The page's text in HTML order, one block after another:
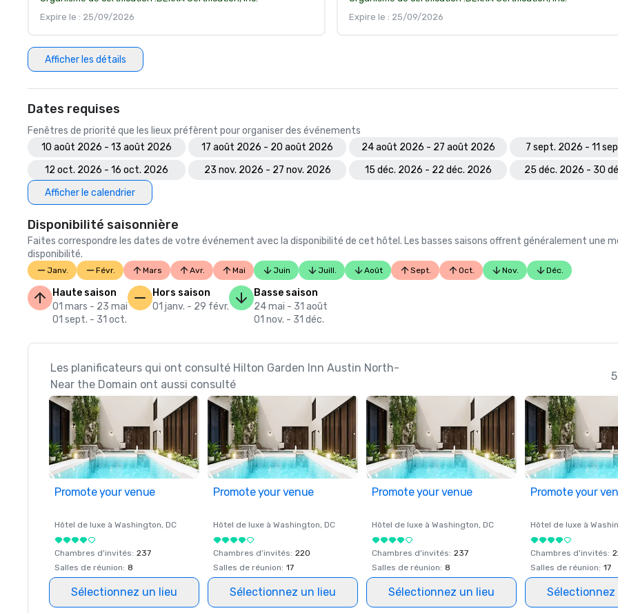
Expire le : 25/09/2026
Expire le : 25/09/2026
Afficher les détails
Dates requises
Fenêtres de priorité que les lieux préfèrent pour organiser des événements
10 août 2026 - 13 août 2026
17 août 2026 - 20 août 2026 24 août 2026 - 27 août 2026
7 sept. 2026 - 11
12 oct. 2026 - 16 oct. 2026
23 nov. 2026 - 27 nov. 2026 15 déc. 2026 - 22 déc. 2026
25 déc. 2026 - 30
Afficher le calendrier
Disponibilité saisonnière
Faites correspondre les dates de votre événement avec la disponibilité de cet hôtel. Les basses saisons offrent généralement une
disponibilité.
Janv. Févr. Mars Avr. Mai Juin Juill. Août Sept. Oct. Nov. Déc.
Haute saison
01 mars - 23 mai
01 sept. - 31 oct.
Hors saison
01 janv. - 29 févr.
Basse saison
24 mai - 31 août
01 nov. - 31 déc.
Les planificateurs qui ont consulté Hilton Garden Inn Austin North-
Near the Domain ont aussi consulté
Promote your venue
Hôtel de luxe à Washington, DC
Chambres d'invités: 237
Salles de réunion: 8
Sélectionnez un lieu
Promote your venue
Hôtel de luxe à Washington, DC
Chambres d'invités: 220
Salles de réunion: 17
Sélectionnez un lieu
Promote your venue
Hôtel de luxe à Washington, DC
Chambres d'invités: 237
Salles de réunion: 8
Sélectionnez un lieu
Promote your
Hôtel de luxe à
Chambres d'invités:
Salles de réunion: 17
Sélectionnez